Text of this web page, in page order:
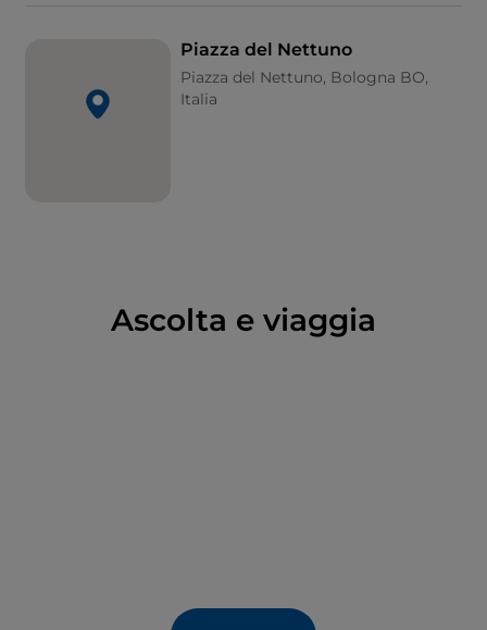
Podestà e il Palazzo Re Enzo.
Piazza del Nettuno
Piazza del Nettuno, Bologna BO,
Italia
Ascolta e viaggia